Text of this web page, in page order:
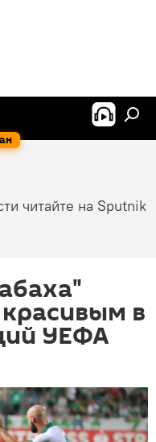
читайте на Sputnik
в
УЕФА